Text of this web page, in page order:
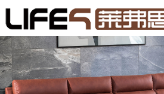
首页
产品中心